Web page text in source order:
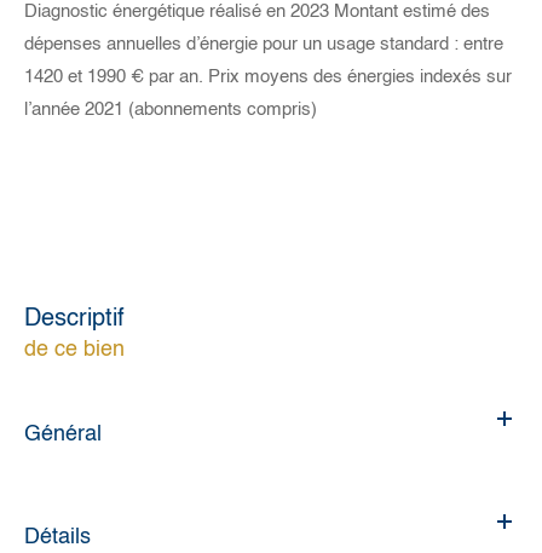
Diagnostic énergétique réalisé en 2023 Montant estimé des
dépenses annuelles d’énergie pour un usage standard : entre
1420 et 1990 € par an. Prix moyens des énergies indexés sur
l’année 2021 (abonnements compris)
descriptif
de ce bien
Général
Détails